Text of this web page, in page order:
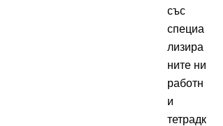
със
специа
лизира
ните ни
работн
и
тетрадк